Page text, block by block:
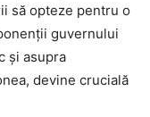
să opteze pentru o
guvernului
și asupra
devine crucială